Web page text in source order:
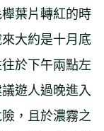
葉片轉紅的時
大約是十月底
於下午兩點左
遊人過晚進入
，且於濃霧之